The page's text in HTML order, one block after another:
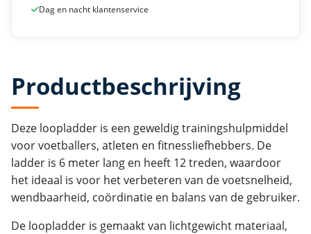
Dag en nacht klantenservice
Productbeschrijving
Deze loopladder is een geweldig trainingshulpmiddel
voor voetballers, atleten en fitnessliefhebbers. De
ladder is 6 meter lang en heeft 12 treden, waardoor
het ideaal is voor het verbeteren van de voetsnelheid,
wendbaarheid, coördinatie en balans van de gebruiker.
De loopladder is gemaakt van lichtgewicht materiaal,